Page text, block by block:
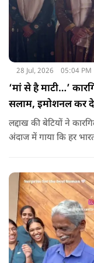
28 Jul, 2026 05:04 PM
‘मां से है माटी…’
सलाम, इमोशनल कर
लद्दाख की बेटियों ने
अंदाज में गाया कि हर